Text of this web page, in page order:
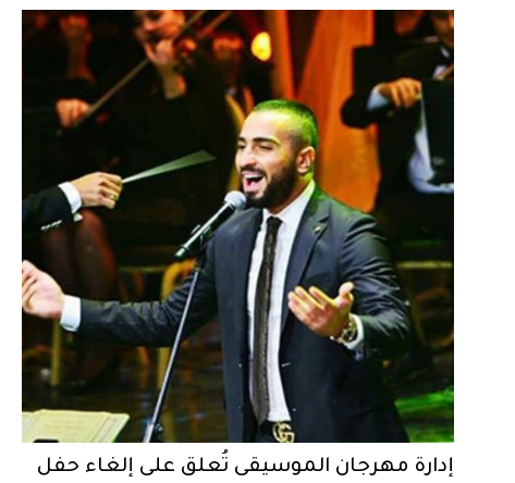
إدارة مهرجان الموسيقى تُعلق على إلغاء حفل